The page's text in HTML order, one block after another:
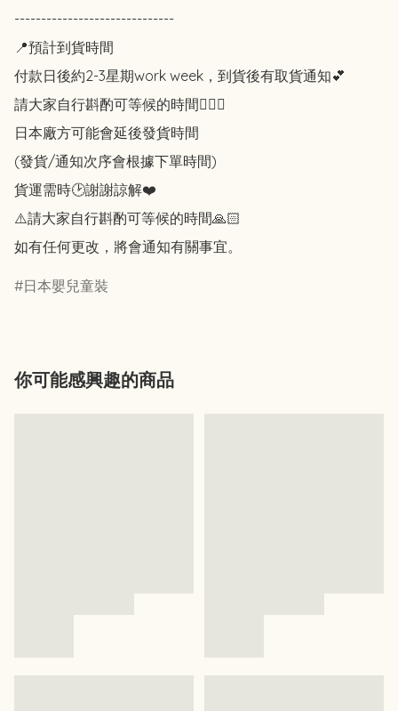
------------------------------
📍預計到貨時間
付款日後約2-3星期work week，到貨後有取貨通知💕
請大家自行斟酌可等候的時間🙇🏻‍♀️
日本廠方可能會延後發貨時間
(發貨/通知次序會根據下單時間)
貨運需時🕑謝謝諒解❤️
⚠️請大家自行斟酌可等候的時間🙏🏻
如有任何更改，將會通知有關事宜。
日本嬰兒童裝
你可能感興趣的商品